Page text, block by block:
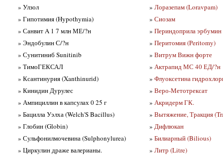
» Улзол
» Гипотимия (Hypothymia)
» Санвит A 1 7 млн МЕ/?н
» Эндобулин С/?н
» Сунитиниб Sunitinib
» ТимоГЕКСАЛ
» Ксантинурия (Xanthinurid)
» Кинидин Дурулес
» Ампициллин в капсулах 0 25 г
» Бацилла Уэлха (Welch'S Bacillus)
» Глобин (Globin)
» Сульфонилмочевина (Sulphonylurea)
» Циркулин драже валерианы.
» Лоразепам (Loravpam)
» Сиозам
» Периндоприла эрбумин
» Перитомия (Peritomy)
» Витрум Вижн форте
» Актрапид МС 40 ЕД/?н
» Флуоксетина
» Веро-Метотрексат
» Акридерм ГК.
» Вытяжение, Тракция
» Дифлюкан
» Билиарный (Bilious)
» Литр (Litre)